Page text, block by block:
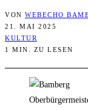
VON WEBECHO
21. MAI 2025
KULTUR
1 MIN. ZU LESEN